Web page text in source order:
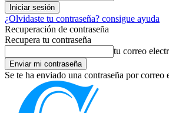
¿Olvidaste tu contraseña? consigue ayuda
Recuperación de contraseña
Recupera tu contraseña
tu correo
Se te ha enviado una contraseña por correo